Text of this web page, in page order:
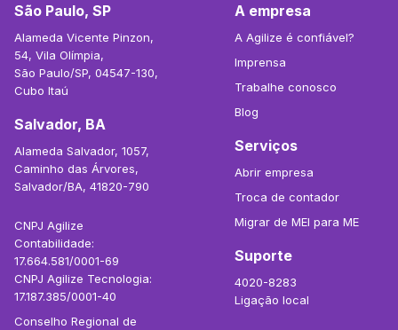
São Paulo, SP
Alameda Vicente Pinzon,
54, Vila Olímpia,
São Paulo/SP, 04547-130,
Cubo Itaú
Salvador, BA
Alameda Salvador, 1057,
Caminho das Árvores,
Salvador/BA, 41820-790
CNPJ Agilize
Contabilidade:
17.664.581/0001-69
CNPJ Agilize Tecnologia:
17.187.385/0001-40
Conselho Regional de
A empresa
A Agilize é confiável?
Imprensa
Trabalhe conosco
Blog
Serviços
Abrir empresa
Troca de contador
Migrar de MEI para ME
Suporte
4020-8283
Ligação local